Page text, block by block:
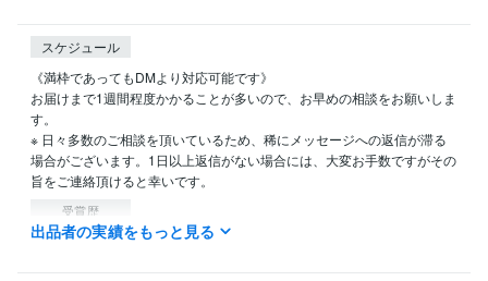
スケジュール
《満枠であってもDMより対応可能です》
お届けまで1週間程度かかることが多いので、お早めの相談をお願いしま
す。
※ 日々多数のご相談を頂いているため、稀にメッセージへの返信が滞る
場合がございます。1日以上返信がない場合には、大変お手数ですがその
旨をご連絡頂けると幸いです。
受賞歴
Webアプリ開発ハッカソン　最優秀賞
資格・検定
出品者の実績をもっと見る